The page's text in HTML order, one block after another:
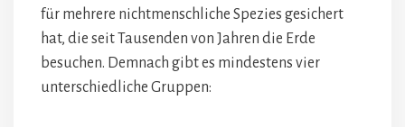
für mehrere nichtmenschliche Spezies gesichert
hat, die seit Tausenden von Jahren die Erde
besuchen. Demnach gibt es mindestens vier
unterschiedliche Gruppen: